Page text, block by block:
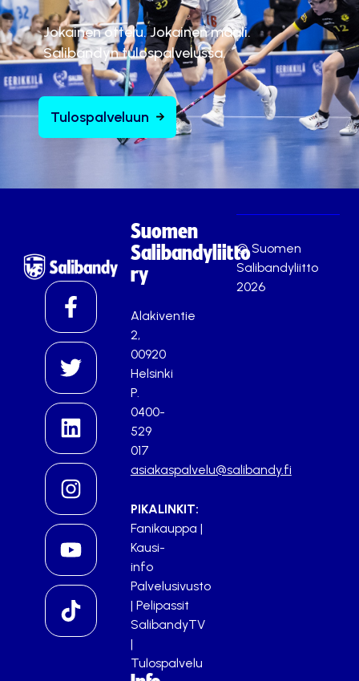
Jokainen ottelu. Jokainen maali.
Salibandyn tulospalvelussa.
Tulospalveluun
Suomen
Salibandyliitto
ry
Alakiventie
2,
00920
Helsinki
P.
0400-
529
017
asiakaspalvelu@salibandy.fi
PIKALINKIT:
Fanikauppa |
Kausi-
info
Palvelusivusto
| Pelipassit
SalibandyTV
|
Tulospalvelu
© Suomen
Salibandyliitto
2026